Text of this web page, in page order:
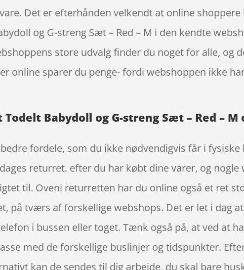
Det er efterhånden velkendt at online shoppere
og G-streng Sæt – Red – M i den kendte
store udvalg finder du noget for alle, og
online sparer du penge- fordi webshoppen ikke
Babydoll og G-streng Sæt – Red – M
fordele, som du ikke nødvendigvis får i
returret. efter du har købt dine varer, og nogle
til. Oveni returretten har du online også et ret
på tværs af forskellige webshops. Det er let i dag
i bussen eller toget. Tænk også på, at ved at
med de forskellige buslinjer og tidspunkter.
kan de sendes til dig arbejde, du skal bare